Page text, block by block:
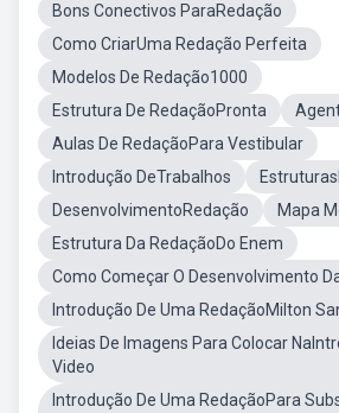
Bons Conectivos ParaRedação
Como CriarUma Redação Perfeita
Modelos De Redação1000
Estrutura De RedaçãoPronta
Aulas De RedaçãoPara Vestibular
Introdução DeTrabalhos
DesenvolvimentoRedação
Mapa
Estrutura Da RedaçãoDo Enem
Como Começar O Desenvolvimento
Introdução De Uma RedaçãoMilton
Ideias De Imagens Para Colocar
Video
Introdução De Uma RedaçãoPara